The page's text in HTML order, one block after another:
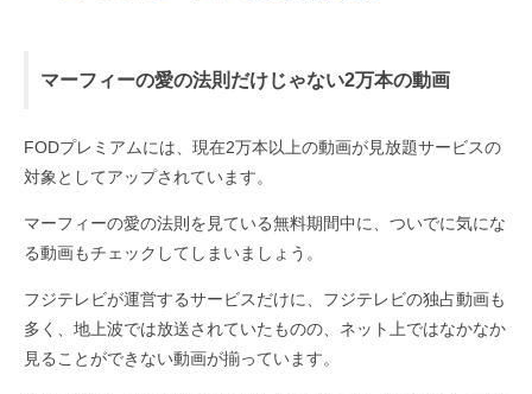
マーフィーの愛の法則だけじゃない2万本の動画
FODプレミアムには、現在2万本以上の動画が見放題サービスの
対象としてアップされています。
マーフィーの愛の法則を見ている無料期間中に、ついでに気にな
る動画もチェックしてしまいましょう。
フジテレビが運営するサービスだけに、フジテレビの独占動画も
多く、地上波では放送されていたものの、ネット上ではなかなか
見ることができない動画が揃っています。